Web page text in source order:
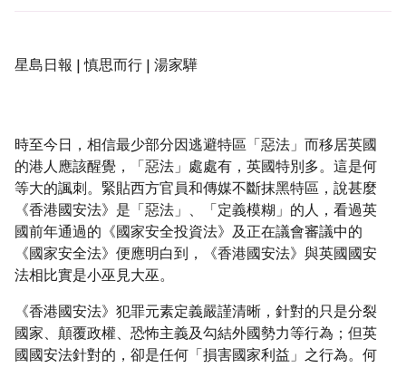
星島日報 | 慎思而行 | 湯家驊
時至今日，相信最少部分因逃避特區「惡法」而移居英國
的港人應該醒覺，「惡法」處處有，英國特別多。這是何
等大的諷刺。緊貼西方官員和傳媒不斷抹黑特區，說甚麼
《香港國安法》是「惡法」、「定義模糊」的人，看過英
國前年通過的《國家安全投資法》及正在議會審議中的
《國家安全法》便應明白到，《香港國安法》與英國國安
法相比實是小巫見大巫。
《香港國安法》犯罪元素定義嚴謹清晰，針對的只是分裂
國家、顛覆政權、恐怖主義及勾結外國勢力等行為；但英
國國安法針對的，卻是任何「損害國家利益」之行為。何